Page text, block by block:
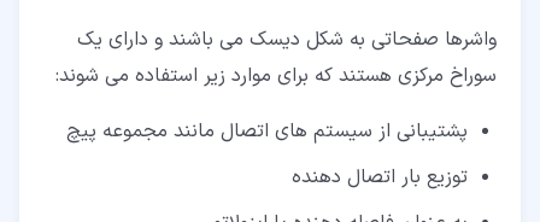
۴‏-‏۴‏- واشر فنری انگشتی (Finger Spring washer)
۵‏-‏۱‏- واشر قفل دار تقسیم شده (Split Lock Washer)
۵‏-‏۲‏- واشر دندانه یا ستاره داخلی (Internal Tooth
واشرها صفحاتی به شکل دیسک می باشند و دارای یک
سوراخ مرکزی هستند که برای موارد زیر استفاده می شوند:
پشتیبانی از سیستم های اتصال مانند مجموعه پیچ
توزیع بار اتصال دهنده